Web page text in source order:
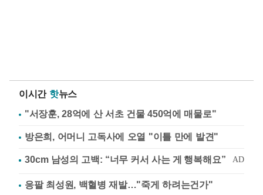
이시간 핫뉴스
"서장훈, 28억에 산 서초 건물 450억에 매물로"
방은희, 어머니 고독사에 오열 "이틀 만에 발견"
응팔 최성원, 백혈병 재발…"죽게 하려는건가"